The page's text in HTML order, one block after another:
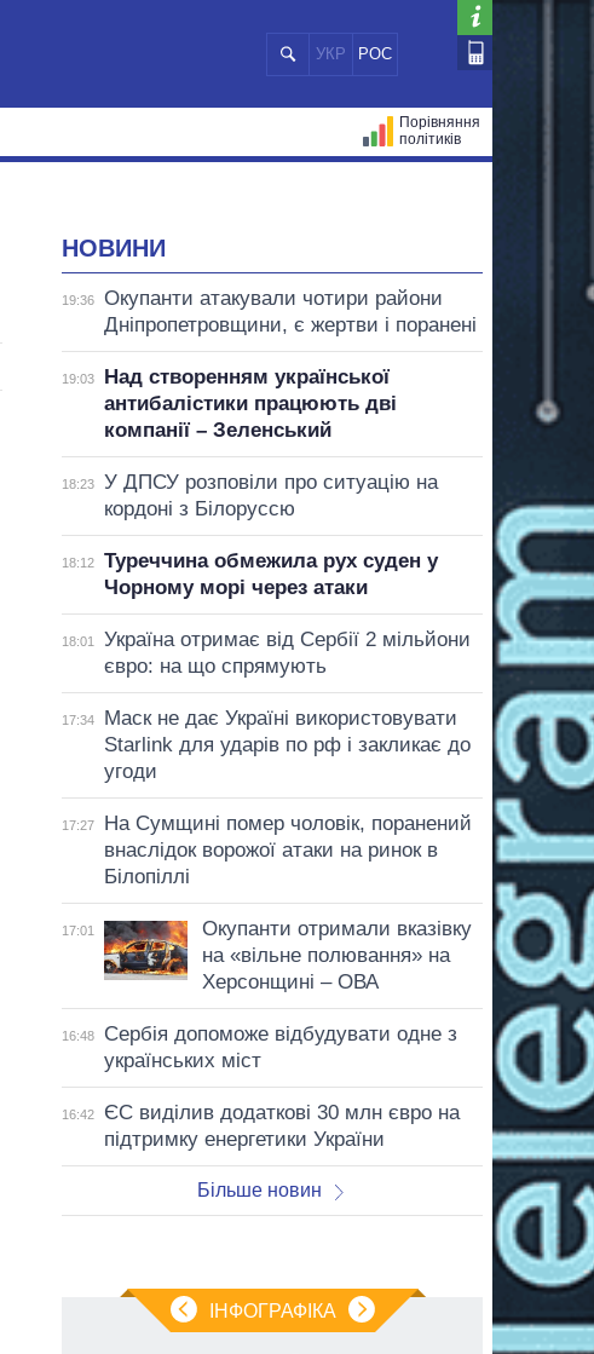
УКР РОС
Порівняння
політиків
НОВИНИ
19:36
Окупанти атакували чотири райони
Дніпропетровщини, є жертви і поранені
19:03
Над створенням української
антибалістики працюють дві
компанії – Зеленський
18:23
У ДПСУ розповіли про ситуацію на
кордоні з Білоруссю
18:12
Туреччина обмежила рух суден у
Чорному морі через атаки
18:01
Україна отримає від Сербії 2 мільйони
євро: на що спрямують
17:34
Маск не дає Україні використовувати
Starlink для ударів по рф і закликає до
угоди
17:27
На Сумщині помер чоловік, поранений
внаслідок ворожої атаки на ринок в
Білопіллі
17:01
Окупанти отримали вказівку
на «вільне полювання» на
Херсонщині – ОВА
16:48
Сербія допоможе відбудувати одне з
українських міст
16:42
ЄС виділив додаткові 30 млн євро на
підтримку енергетики України
Більше новин
ІНФОГРАФІКА